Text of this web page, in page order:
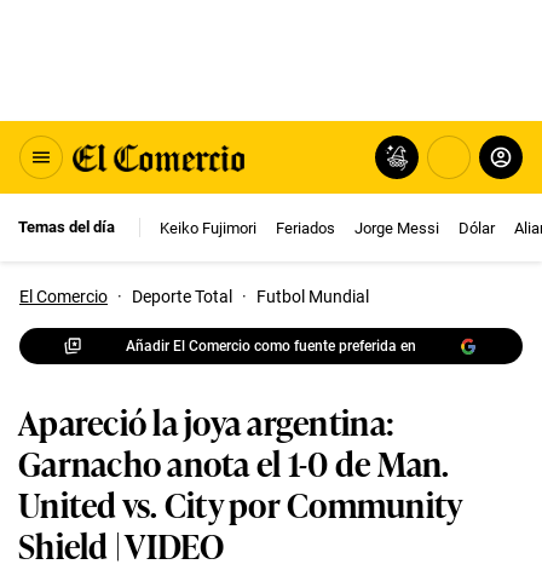
Temas del día Keiko Fujimori Feriados Jorge Messi Dólar
El Comercio · Deporte Total · Futbol Mundial
Añadir El Comercio como fuente preferida en
Apareció la joya argentina:
Garnacho anota el 1-0 de Man.
United vs. City por Community
Shield | VIDEO